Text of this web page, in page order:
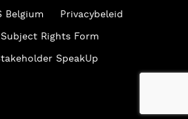
Belgium
Privacybeleid
Rights Form
SpeakUp